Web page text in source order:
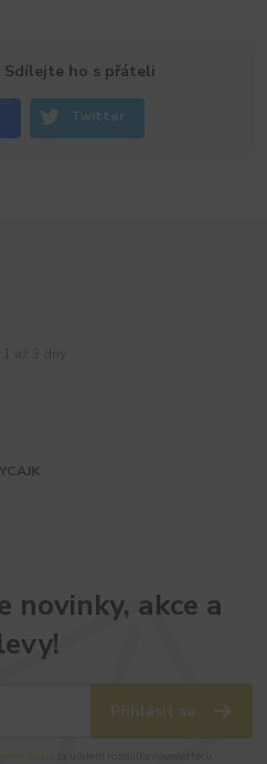
Sdílejte ho s přáteli
Twitter
novinky, akce a
Přihlásit se
údajů